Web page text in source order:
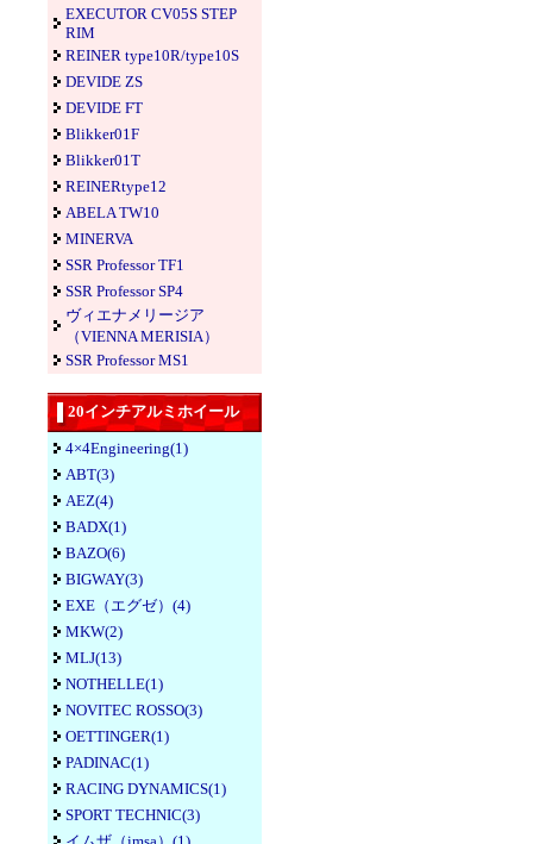
EXECUTOR CV05S STEP
RIM
REINER type10R/type10S
DEVIDE ZS
DEVIDE FT
Blikker01F
Blikker01T
REINERtype12
ABELA TW10
MINERVA
SSR Professor TF1
SSR Professor SP4
ヴィエナメリージア
（VIENNA MERISIA）
SSR Professor MS1
20インチアルミホイール
4×4Engineering(1)
ABT(3)
AEZ(4)
BADX(1)
BAZO(6)
BIGWAY(3)
EXE（エグゼ）(4)
MKW(2)
MLJ(13)
NOTHELLE(1)
NOVITEC ROSSO(3)
OETTINGER(1)
PADINAC(1)
RACING DYNAMICS(1)
SPORT TECHNIC(3)